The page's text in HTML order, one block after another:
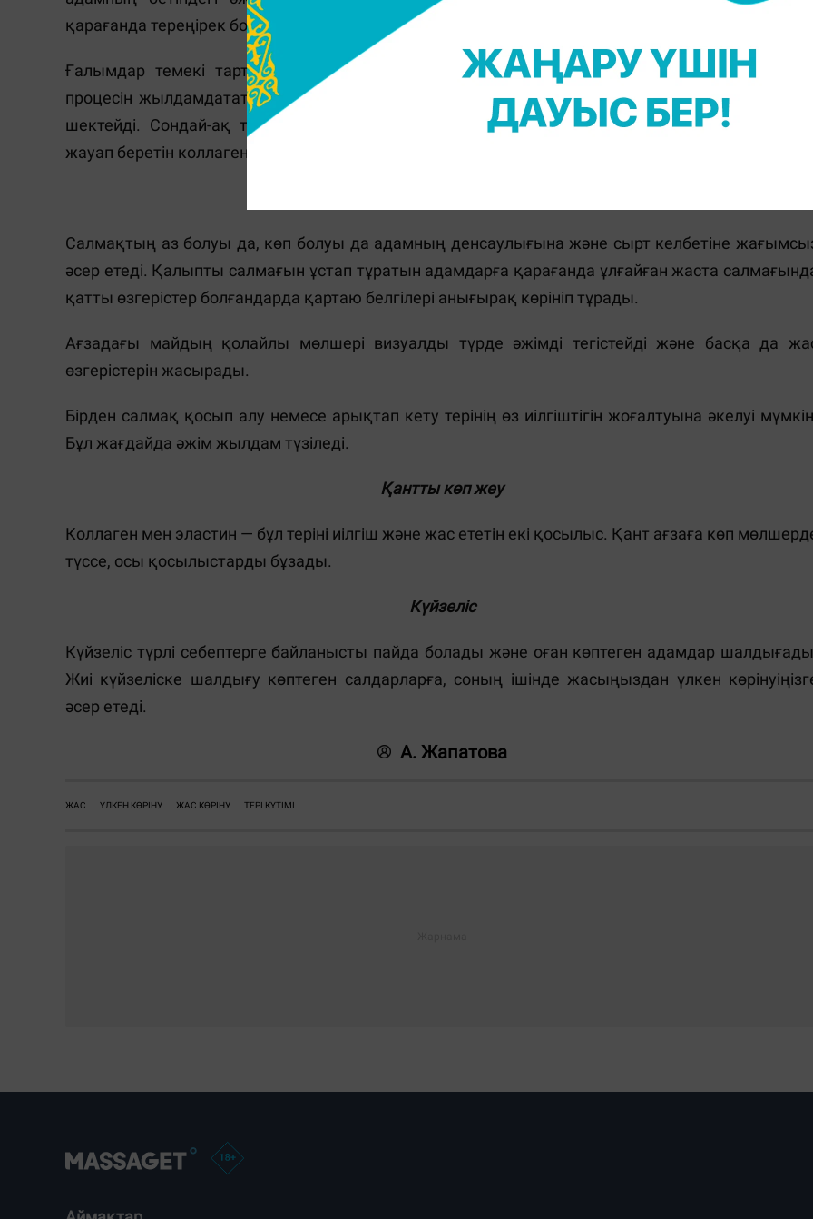
қарағанда тереңірек болған. Бұл оны егізіне қарағанда үлкендеу етіп көрсеткен.
Ғалымдар темекі тарту кезінде үнемі қан тамырлар тарылатындықтан, ол терінің қартаю
процесін жылдамдататынын айтады. Ол теріге оттек, дәрумендер және қоректік заттар келуін
шектейді. Сондай-ақ темекі түтінінде болатын косерванттар тері тегістігі мен серпімділігіне
жауап беретін коллаген мен эластинді әлсіретеді.
Салмақтың аз болуы да, көп болуы да адамның денсаулығына және сырт келбетіне
әсер етеді. Қалыпты салмағын ұстап тұратын адамдарға қарағанда ұлғайған жаста
қатты өзгерістер болғандарда қартаю белгілері анығырақ көрініп тұрады.
Ағзадағы майдың қолайлы мөлшері визуалды түрде әжімді тегістейді және басқа да
өзгерістерін жасырады.
Бірден салмақ қосып алу немесе арықтап кету терінің өз иілгіштігін жоғалтуына әкелуі
Бұл жағдайда әжім жылдам түзіледі.
Қантты көп жеу
Коллаген мен эластин — бұл теріні иілгіш және жас ететін екі қосылыс. Қант ағзаға көп
түссе, осы қосылыстарды бұзады.
Күйзеліс
Күйзеліс түрлі себептерге байланысты пайда болады және оған көптеген адамдар
Жиі күйзеліске шалдығу көптеген салдарларға, соның ішінде жасыңыздан үлкен
әсер етеді.
А. Жапатова
ЖАС ҮЛКЕН КӨРІНУ ЖАС КӨРІНУ ТЕРІ КҮТІМІ